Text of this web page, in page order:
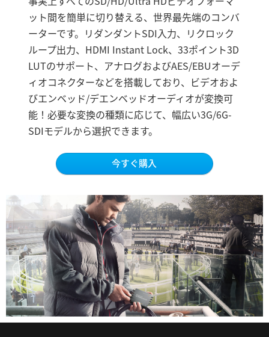
Hong Kong SAR, China
India
Italy
Japan
Korea
Mexico
Malaysia
New Zealand
Norway
Poland
Portugal
Singapore
HDMI Instant Lock
33ポイント3D LUTのサポート
手頃な価格の光ファイバー
コントロールが簡単
ット間を簡単に切り替える、世界最先端のコンバ
ーターです。リダンダントSDI入力、リクロック
ループ出力、HDMI Instant Lock、33ポイント3D
LUTのサポート、アナログおよびAES/EBUオーデ
ィオコネクターなどを搭載しており、ビデオおよ
びエンベッド/デエンベッドオーディオが変換可
能！必要な変換の種類に応じて、幅広い3G/6G-
SDIモデルから選択できます。
今すぐ購入